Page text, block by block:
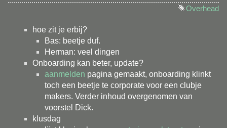
Overhead
hoe zit je erbij?
Bas: beetje duf.
Herman: veel dingen
Onboarding kan beter, update?
aanmelden pagina gemaakt, onboarding klinkt
toch een beetje te corporate voor een clubje
makers. Verder inhoud overgenomen van
voorstel Dick.
klusdag